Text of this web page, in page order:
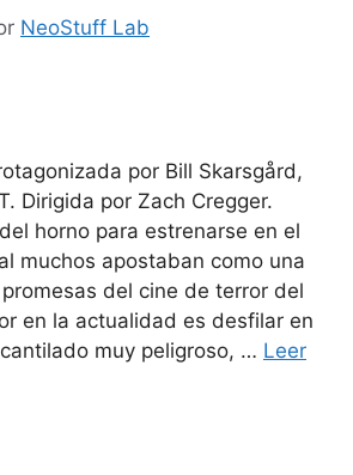
NeoStuff Lab
por Bill Skarsgård,
Dirigida por Zach Cregger.
horno para estrenarse en el
muchos apostaban como una
del cine de terror del
en la actualidad es desfilar en
muy peligroso, … Leer